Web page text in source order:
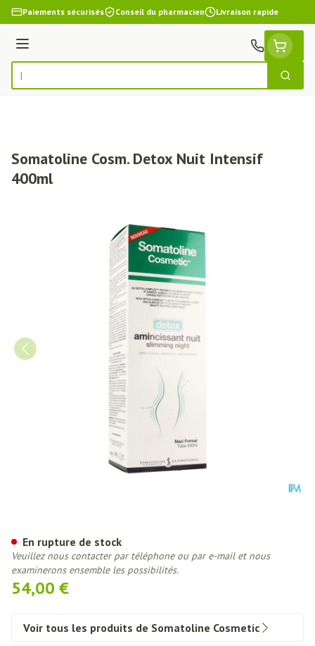
Aller au contenu
Paiements sécurisés Conseil du pharmacien Livraison rapide
Menu
Rechercher
Somatoline Cosm. Detox Nuit Intensif
400ml
54,00 €
En rupture de stock
Veuillez nous contacter par téléphone ou par e-mail et nous
examinerons ensemble les possibilités.
Voir tous les produits de Somatoline Cosmetic